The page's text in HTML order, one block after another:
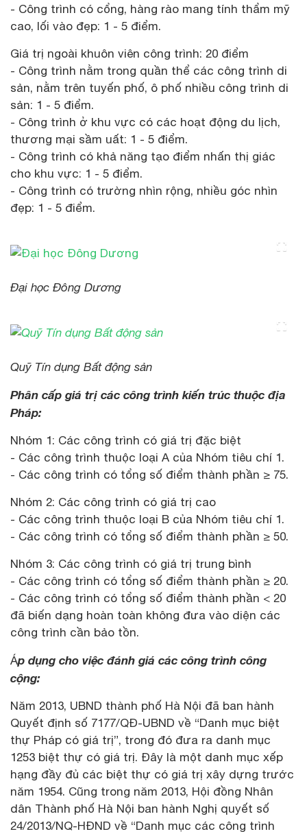
- Công trình có cổng, hàng rào mang tính thẩm mỹ
cao, lối vào đẹp: 1 - 5 điểm.
Giá trị ngoài khuôn viên công trình: 20 điểm
- Công trình nằm trong quần thể các công trình di
sản, nằm trên tuyến phố, ô phố nhiều công trình di
sản: 1 - 5 điểm.
- Công trình ở khu vực có các hoạt động du lịch,
thương mại sầm uất: 1 - 5 điểm.
- Công trình có khả năng tạo điểm nhấn thị giác
cho khu vực: 1 - 5 điểm.
- Công trình có trường nhìn rộng, nhiều góc nhìn
đẹp: 1 - 5 điểm.
Đại học Đông Dương
Quỹ Tín dụng Bất động sản
Phân cấp giá trị các công trình kiến trúc thuộc địa
Pháp:
Nhóm 1: Các công trình có giá trị đặc biệt
- Các công trình thuộc loại A của Nhóm tiêu chí 1.
- Các công trình có tổng số điểm thành phần ≥ 75.
Nhóm 2: Các công trình có giá trị cao
- Các công trình thuộc loại B của Nhóm tiêu chí 1.
- Các công trình có tổng số điểm thành phần ≥ 50.
Nhóm 3: Các công trình có giá trị trung bình
- Các công trình có tổng số điểm thành phần ≥ 20.
- Các công trình có tổng số điểm thành phần < 20
đã biến dạng hoàn toàn không đưa vào diện các
công trình cần bảo tồn.
Áp dụng cho việc đánh giá các công trình công
cộng:
Năm 2013, UBND thành phố Hà Nội đã ban hành
Quyết định số 7177/QĐ-UBND về “Danh mục biệt
thự Pháp có giá trị”, trong đó đưa ra danh mục
1253 biệt thự có giá trị. Đây là một danh mục xếp
hạng đầy đủ các biệt thự có giá trị xây dựng trước
năm 1954. Cũng trong năm 2013, Hội đồng Nhân
dân Thành phố Hà Nội ban hành Nghị quyết số
24/2013/NQ-HĐND về “Danh mục các công trình